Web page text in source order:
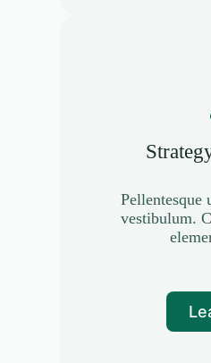
Pellentesque
vestibulum.